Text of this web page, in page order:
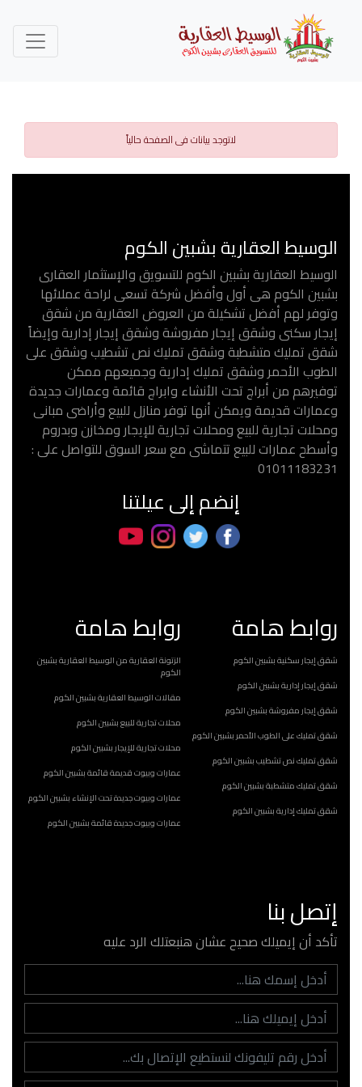
لاتوجد بيانات فى الصفحة حالياً
الوسيط العقارية بشبين الكوم
الوسيط العقارية بشبين الكوم للتسويق والإستثمار العقارى
بشبين الكوم هى أول وأفضل شركة تسعى لراحة عملائها
وتوفر لهم أفضل تشكيلة من العروض العقارية من شقق
إيجار سكنى وشقق إيجار مفروشة وشقق إيجار إدارية وإيضاً
شقق تمليك متشطبة وشقق تمليك نص تشطيب وشقق على
الطوب الأحمر وشقق تمليك إدارية وجميعهم ممكن
توفيرهم من أبراج تحت الأنشاء وابراج قائمة وعمارات جديدة
وعمارات قديمة ويمكن أنها توفر منازل للبيع وأراضى مبانى
ومحلات تجارية للبيع ومحلات تجارية للإيجار ومخازن وبدروم
وأسطح عمارات للبيع تتماشى مع سعر السوق للتواصل على :
01011183231
إنضم إلى عيلتنا
روابط هامة
شقق إيجار سكنية بشبين الكوم
شقق إيجار إدارية بشبين الكوم
شقق إيجار مفروشة بشبين الكوم
شقق تمليك على الطوب الأحمر بشبين الكوم
شقق تمليك نص تشطيب بشبين الكوم
شقق تمليك متشطبة بشبين الكوم
شقق تمليك إدارية بشبين الكوم
روابط هامة
الزتونة العقارية من الوسيط العقارية بشبين
الكوم
مقالات الوسيط العقارية بشبين الكوم
محلات تجارية للبيع بشبين الكوم
محلات تجارية للإيجار بشبين الكوم
عمارات وبيوت قديمة قائمة بشبين الكوم
عمارات وبيوت جديدة تحت الإنشاء بشبين الكوم
عمارات وبيوت جديدة قائمة بشبين الكوم
إتصل بنا
تأكد أن إيميلك صحيح عشان هنبعتلك الرد عليه